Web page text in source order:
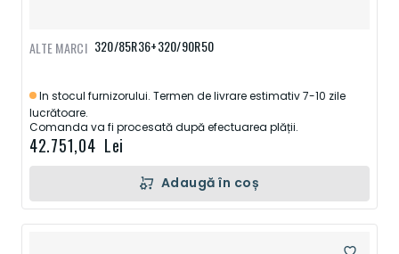
320/85R36+320/90R50
In stocul furnizorului. Termen de livrare estimativ 7-10 zile
lucrătoare.
Comanda va fi procesată după efectuarea plății.
42.751,04 Lei
ALTE MARCI
Adaugă în coș